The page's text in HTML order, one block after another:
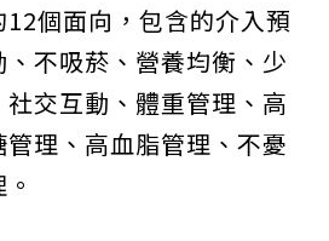
個面向，包含的介入預
不吸菸、營養均衡、少
交互動、體重管理、高
理、高血脂管理、不憂